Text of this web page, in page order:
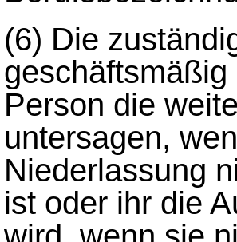
(6) Die
Person die
untersagen,
Niederlassung
ist oder ihr die